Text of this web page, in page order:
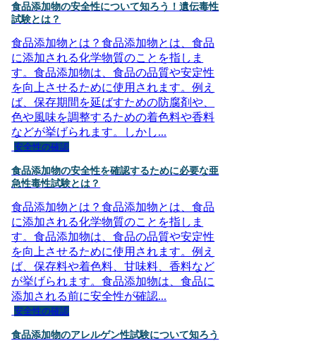
食品添加物の安全性について知ろう！遺伝毒性
試験とは？
食品添加物とは？食品添加物とは、食品
に添加される化学物質のことを指しま
す。食品添加物は、食品の品質や安定性
を向上させるために使用されます。例え
ば、保存期間を延ばすための防腐剤や、
色や風味を調整するための着色料や香料
などが挙げられます。しかし...
安全性の確認
食品添加物の安全性を確認するために必要な亜
急性毒性試験とは？
食品添加物とは？食品添加物とは、食品
に添加される化学物質のことを指しま
す。食品添加物は、食品の品質や安定性
を向上させるために使用されます。例え
ば、保存料や着色料、甘味料、香料など
が挙げられます。食品添加物は、食品に
添加される前に安全性が確認...
安全性の確認
食品添加物のアレルゲン性試験について知ろう